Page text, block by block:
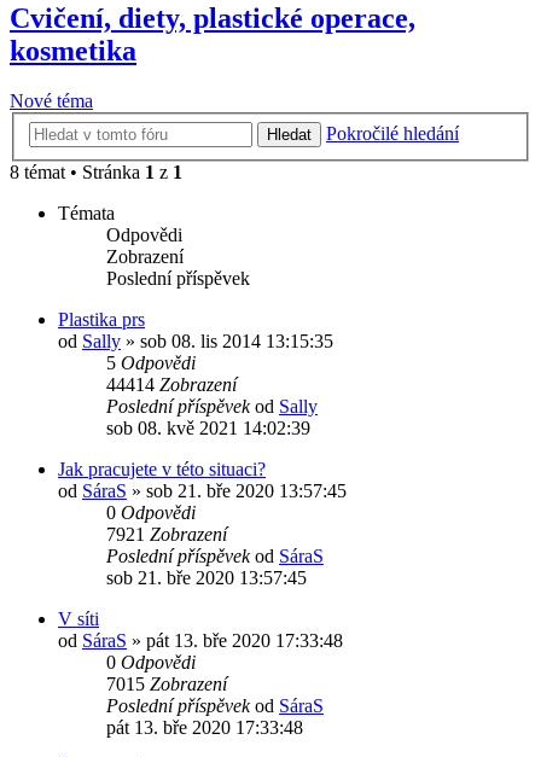
Cvičení, diety, plastické operace,
kosmetika
Nové téma
Hledat
Pokročilé hledání
8 témat • Stránka 1 z 1
Témata
Odpovědi
Zobrazení
Poslední příspěvek
Plastika prs
od Sally » sob 08. lis 2014 13:15:35
5 Odpovědi
44414 Zobrazení
Poslední příspěvekod Sally
sob 08. kvě 2021 14:02:39
Jak pracujete v této situaci?
od SáraS » sob 21. bře 2020 13:57:45
0 Odpovědi
7921 Zobrazení
Poslední příspěvekod SáraS
sob 21. bře 2020 13:57:45
V síti
od SáraS » pát 13. bře 2020 17:33:48
0 Odpovědi
7015 Zobrazení
Poslední příspěvekod SáraS
pát 13. bře 2020 17:33:48